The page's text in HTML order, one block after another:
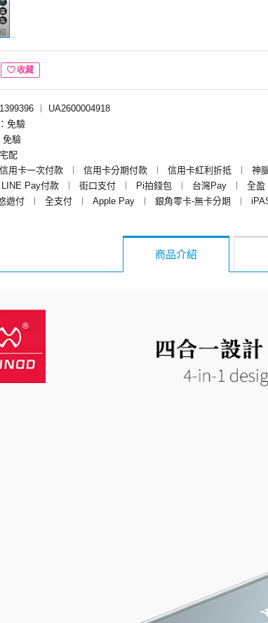
收藏
︱
UA2600004918
免驗
免驗
配
用卡一次付款
︱ 信用卡分期付款 ︱ 信用卡紅利折抵 ︱
神
LINE Pay付款 ︱ 街口支付 ︱ Pi拍錢包 ︱ 台灣Pay ︱
全盈
遊付 ︱ 全支付 ︱ Apple Pay ︱ 銀角零卡-無卡分期 ︱
商品介紹